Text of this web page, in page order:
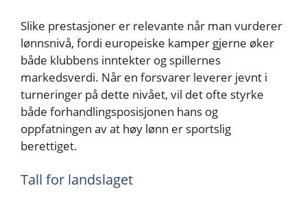
Slike prestasjoner er relevante når man vurderer
lønnsnivå, fordi europeiske kamper gjerne øker
både klubbens inntekter og spillernes
markedsverdi. Når en forsvarer leverer jevnt i
turneringer på dette nivået, vil det ofte styrke
både forhandlingsposisjonen hans og
oppfatningen av at høy lønn er sportslig
berettiget.
Tall for landslaget